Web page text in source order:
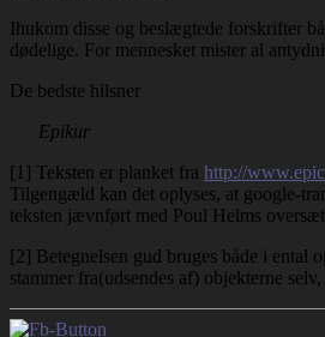
Ihukom disse og beslægtede forskrifter
dødelige. For mennesket mister al
De bedste hilsner
Epikur
[1] Teksten er planket fra http://
Tilgengæld kan det oplyses, at google-
teksten jævnført med Poul Helms
[2] Betegnelsen gud bruges både i ental
stammer fra(udsendes af) objekterne